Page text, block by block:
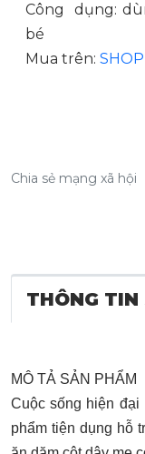
Công dụng:
bé
Mua trên:
Chia sẻ mạng xã hội
THÔNG TIN
MÔ TẢ SẢN PHẨM
Cuộc sống hiện đại
phẩm tiện dụng hỗ